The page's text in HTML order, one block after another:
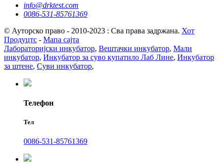
info@drktest.com
0086-531-85761369
© Ауторско право - 2010-2023 : Сва права задржана. Хот
Продуцтс - Мапа сајта
Лабораторијски инкубатор, Вештачки инкубатор, Мали
инкубатор, Инкубатор за суво купатило Лаб Лине, Инкубатор
за штене, Суви инкубатор,
Телефон
Тел
0086-531-85761369